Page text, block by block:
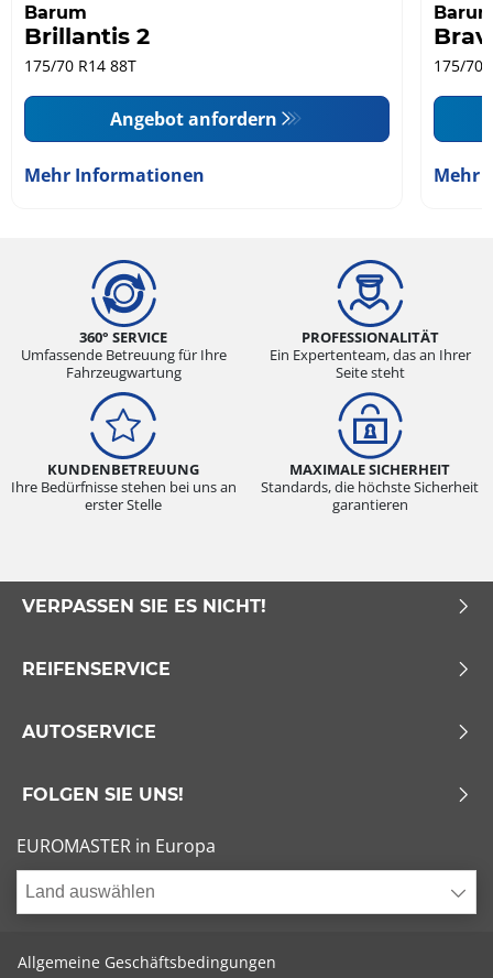
Barum
Brillantis 2
175/70 R14 88T
Angebot anfordern
Mehr Informationen
175/70
Mehr
360° SERVICE
Umfassende Betreuung für Ihre
Fahrzeugwartung
PROFESSIONALITÄT
Ein Expertenteam, das an Ihrer
Seite steht
KUNDENBETREUUNG
Ihre Bedürfnisse stehen bei uns an
erster Stelle
MAXIMALE SICHERHEIT
Standards, die höchste Sicherheit
garantieren
VERPASSEN SIE ES NICHT!
REIFENSERVICE
AUTOSERVICE
FOLGEN SIE UNS!
EUROMASTER in Europa
Land auswählen
Allgemeine Geschäftsbedingungen